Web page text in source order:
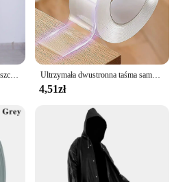
Odporny na deszcz dzielony płaszcz przeciwdeszczowy do jazdy na rowerze elektrycznym Zestaw spodni przeciwdeszczowych Odzież wędkarska na całe ciało Odblaskowa wodoodporna Ultrzymała dwustronna taśma samoprzylepna Monster Tape Wodoodporne naklejki ścienne do sprzętu domowego Taśmy odporne na ulepszenia domu
4,51zł